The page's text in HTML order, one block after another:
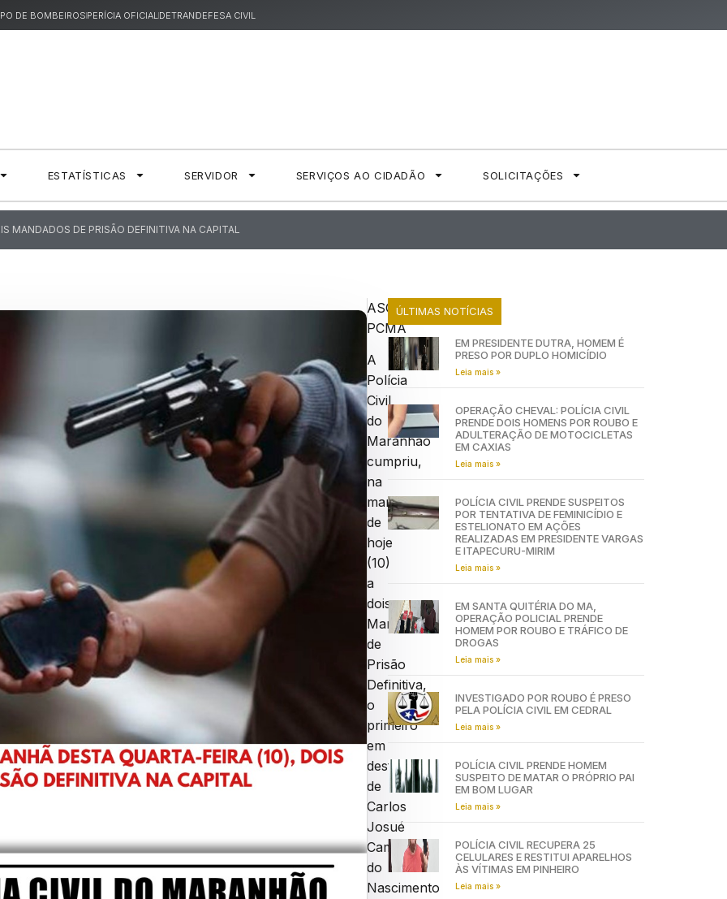
DE BOMBEIROSPERÍCIA OFICIALDETRANDEFESA CIVIL
ESTATÍSTICAS SERVIDOR SERVIÇOS AO CIDADÃO SOLICITAÇÕES
MANDADOS DE PRISÃO DEFINITIVA NA CAPITAL
ASCOM
PCMA
A
Polícia
Civil
do
Maranhão
cumpriu,
na
manhã
de
hoje
(10)
a
dois
Mandado
de
Prisão
Definitiva,
o
primeiro
em
desfavor
de
Carlos
Josué
Campos
do
Nascimento
ÚLTIMAS NOTÍCIAS
EM PRESIDENTE DUTRA, HOMEM É
PRESO POR DUPLO HOMICÍDIO
Leia mais »
OPERAÇÃO CHEVAL: POLÍCIA CIVIL
PRENDE DOIS HOMENS POR ROUBO E
ADULTERAÇÃO DE MOTOCICLETAS
EM CAXIAS
Leia mais »
POLÍCIA CIVIL PRENDE SUSPEITOS
POR TENTATIVA DE FEMINICÍDIO E
ESTELIONATO EM AÇÕES
REALIZADAS EM PRESIDENTE VARGAS
E ITAPECURU-MIRIM
Leia mais »
EM SANTA QUITÉRIA DO MA,
OPERAÇÃO POLICIAL PRENDE
HOMEM POR ROUBO E TRÁFICO DE
DROGAS
Leia mais »
INVESTIGADO POR ROUBO É PRESO
PELA POLÍCIA CIVIL EM CEDRAL
Leia mais »
POLÍCIA CIVIL PRENDE HOMEM
SUSPEITO DE MATAR O PRÓPRIO PAI
EM BOM LUGAR
Leia mais »
POLÍCIA CIVIL RECUPERA 25
CELULARES E RESTITUI APARELHOS
ÀS VÍTIMAS EM PINHEIRO
Leia mais »